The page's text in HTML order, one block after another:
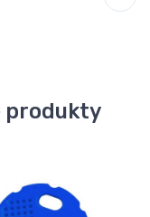
produkty